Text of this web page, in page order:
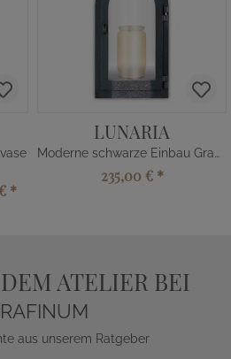
*
LUNARIA
Moderne schwarze Einbau Grablaterne
235,00 € *
ATELIER BEI
aus unserem Ratgeber